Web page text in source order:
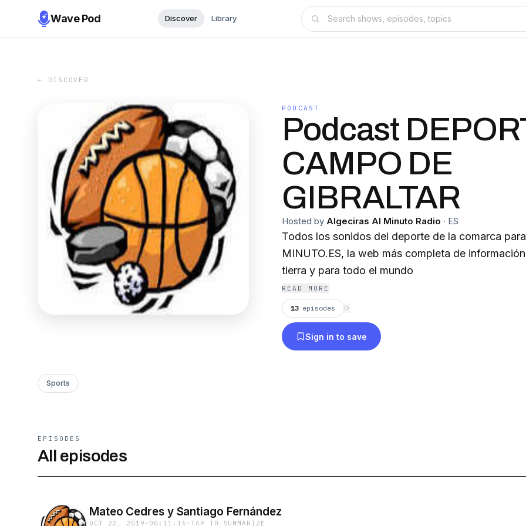
Wave Pod Discover Library
← DISCOVER
PODCAST
Podcast
CAMPO DE
GIBRALTAR
Hosted by Algeciras Al Minuto Radio · ES
Todos los sonidos del deporte de la comarca para DEPORTES AL
MINUTO.ES, la web más completa de
tierra y para todo el mundo
READ MORE
13 episodes ⟳
Sign in to save
Sports
EPISODES
All episodes
Mateo Cedres y Santiago Fernández
OCT 22, 2019 · 00:11:16 ·TAP TO SUMMARIZE